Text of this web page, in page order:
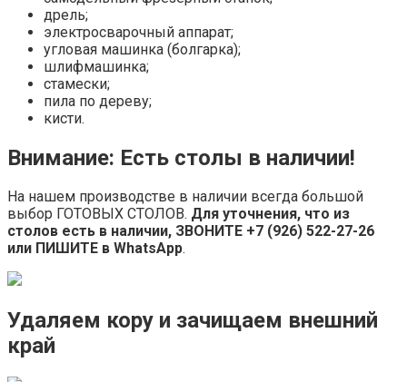
дрель;
электросварочный аппарат;
угловая машинка (болгарка);
шлифмашинка;
стамески;
пила по дереву;
кисти.
Внимание: Есть столы в наличии!
На нашем производстве в наличии всегда большой
выбор ГОТОВЫХ СТОЛОВ. Для уточнения, что из
столов есть в наличии, ЗВОНИТЕ +7 (926) 522-27-26
или ПИШИТЕ в WhatsApp.
Удаляем кору и зачищаем внешний
край